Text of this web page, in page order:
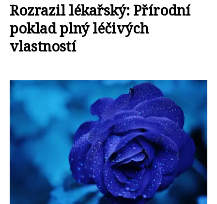
Rozrazil lékařský: Přírodní
poklad plný léčivých
vlastností